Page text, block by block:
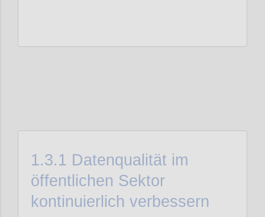
1.3.1 Datenqualität im
öffentlichen Sektor
kontinuierlich verbessern